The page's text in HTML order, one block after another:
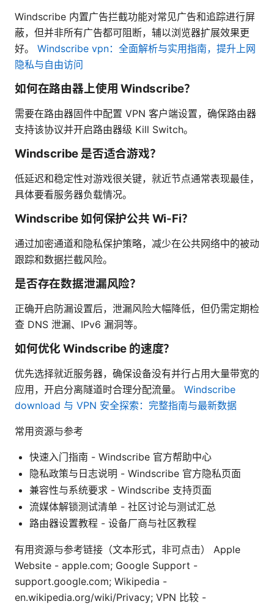
Windscribe 内置广告拦截功能对常见广告和追踪进行屏
蔽，但并非所有广告都可阻断，辅以浏览器扩展效果更
好。 Windscribe vpn：全面解析与实用指南，提升上网
隐私与自由访问
如何在路由器上使用 Windscribe？
需要在路由器固件中配置 VPN 客户端设置，确保路由器
支持该协议并开启路由器级 Kill Switch。
Windscribe 是否适合游戏？
低延迟和稳定性对游戏很关键，就近节点通常表现最佳，
具体要看服务器负载情况。
Windscribe 如何保护公共 Wi-Fi？
通过加密通道和隐私保护策略，减少在公共网络中的被动
跟踪和数据拦截风险。
是否存在数据泄漏风险？
正确开启防漏设置后，泄漏风险大幅降低，但仍需定期检
查 DNS 泄漏、IPv6 漏洞等。
如何优化 Windscribe 的速度？
优先选择就近服务器，确保设备没有并行占用大量带宽的
应用，开启分离隧道时合理分配流量。 Windscribe
download 与 VPN 安全探索：完整指南与最新数据
常用资源与参考
快速入门指南 - Windscribe 官方帮助中心
隐私政策与日志说明 - Windscribe 官方隐私页面
兼容性与系统要求 - Windscribe 支持页面
流媒体解锁测试清单 - 社区讨论与测试汇总
路由器设置教程 - 设备厂商与社区教程
有用资源与参考链接（文本形式，非可点击） Apple
Website - apple.com; Google Support -
support.google.com; Wikipedia -
en.wikipedia.org/wiki/Privacy; VPN 比较 -